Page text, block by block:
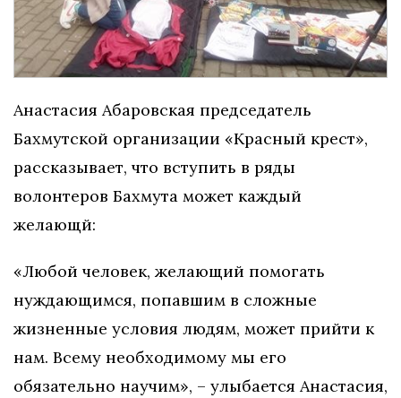
Анастасия Абаровская председатель
Бахмутской организации «Красный крест»,
рассказывает, что вступить в ряды
волонтеров Бахмута может каждый
желающй:
«Любой человек, желающий помогать
нуждающимся, попавшим в сложные
жизненные условия людям, может прийти к
нам. Всему необходимому мы его
обязательно научим», – улыбается Анастасия,